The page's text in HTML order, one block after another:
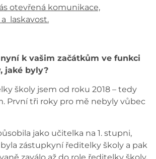
otevřená komunikace,
laskavost.
k vašim začátkům ve funkci
jaké byly?
školy jsem od roku 2018 – tedy
První tři roky pro mě nebyly vůbec
jako učitelka na 1. stupni,
zástupkyní ředitelky školy a pak